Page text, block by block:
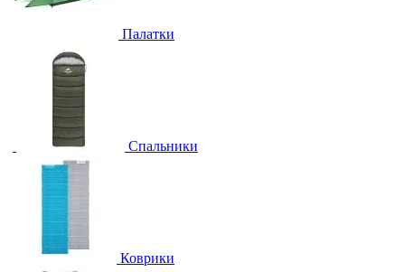
Палатки
Спальники
Коврики